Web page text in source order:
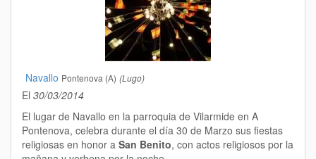
Navallo Pontenova (A) (Lugo)
El 30/03/2014
El lugar de Navallo en la parroquia de Vilarmide en A
Pontenova, celebra durante el día 30 de Marzo sus fiestas
religiosas en honor a San Benito, con actos religiosos por la